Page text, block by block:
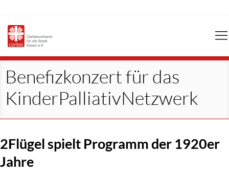
Benefizkonzert für das
KinderPalliativNetzwerk
2Flügel spielt Programm der 1920er
Jahre